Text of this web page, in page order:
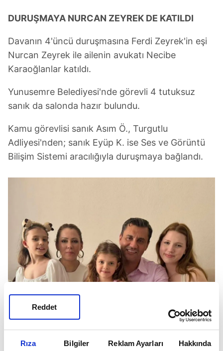
Rıza Bilgiler Reklam Ayarları Hakkında
Reddet
DURUŞMAYA NURCAN ZEYREK DE KATILDI
Davanın 4'üncü duruşmasına Ferdi Zeyrek'in eşi
Nurcan Zeyrek ile ailenin avukatı Necibe
Karaoğlanlar katıldı.
Yunusemre Belediyesi'nde görevli 4 tutuksuz
sanık da salonda hazır bulundu.
Kamu görevlisi sanık Asım Ö., Turgutlu
Adliyesi'nden; sanık Eyüp K. ise Ses ve Görüntü
Bilişim Sistemi aracılığıyla duruşmaya bağlandı.